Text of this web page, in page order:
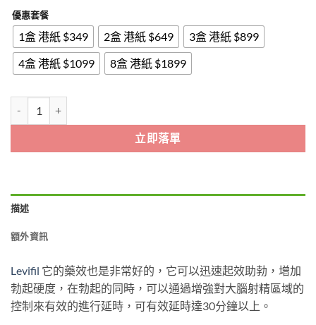
優惠套餐
1盒 港紙 $349 2盒 港紙 $649
3盒 港紙 $899
4盒 港紙 $1099
8盒 港紙 $1899
立即落單
描述
額外資訊
Levifil 它的藥效也是非常好的，它可以迅速起效助勃，增加
勃起硬度，在勃起的同時，可以通過增強對大腦射精區域的
控制來有效的進行延時，可有效延時達30分鐘以上。